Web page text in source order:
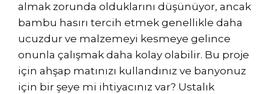
almak zorunda olduklarını düşünüyor, ancak
bambu hasırı tercih etmek genellikle daha
ucuzdur ve malzemeyi kesmeye gelince
onunla çalışmak daha kolay olabilir. Bu proje
için ahşap matınızı kullandınız ve banyonuz
için bir şeye mi ihtiyacınız var? Ustalık